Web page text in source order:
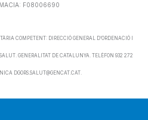
F08006690
COMPETENT: DIRECCIÓ GENERAL D’ORDENACIÓ I
GENERALITAT DE CATALUNYA. TELÈFON 932 272
DGORS.SALUT@GENCAT.CAT.